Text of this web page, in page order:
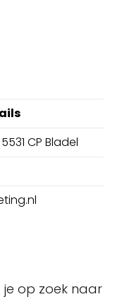
CP Bladel
op zoek naar